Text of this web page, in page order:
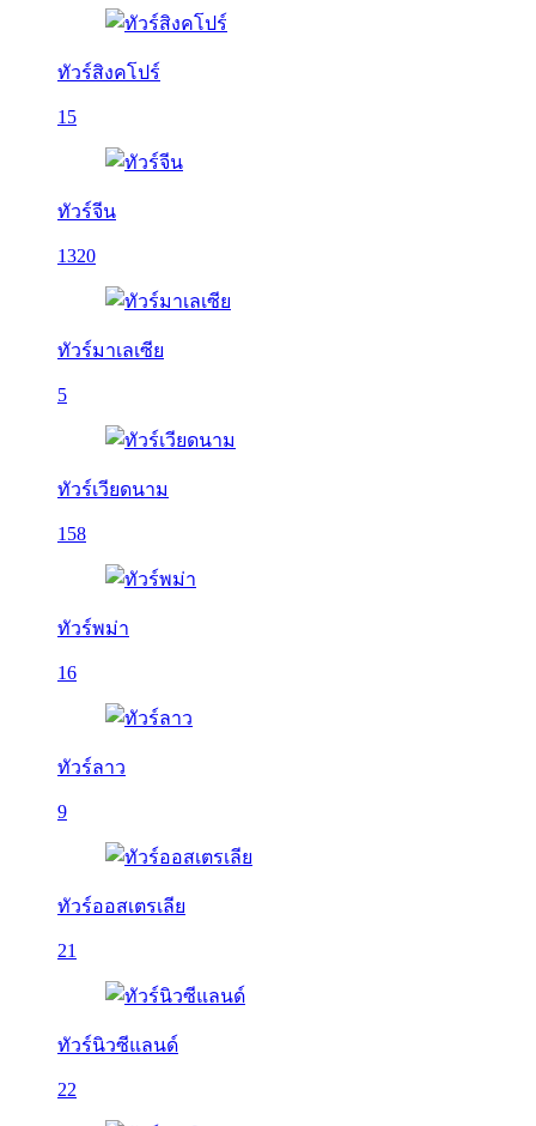
ทัวร์สิงคโปร์
15
ทัวร์จีน
1320
ทัวร์มาเลเซีย
5
ทัวร์เวียดนาม
158
ทัวร์พม่า
16
ทัวร์ลาว
9
ทัวร์ออสเตรเลีย
21
ทัวร์นิวซีแลนด์
22